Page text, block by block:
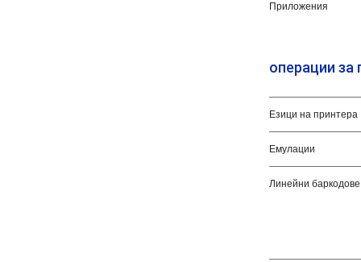
Приложения
операции за
Езици на принтера
Емулации
Линейни баркодове